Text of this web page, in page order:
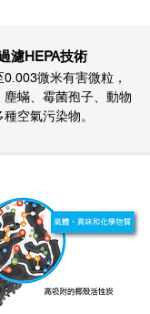
濾HEPA技術
微米有害微粒，
蟎、霉菌孢子、動物
空氣污染物。